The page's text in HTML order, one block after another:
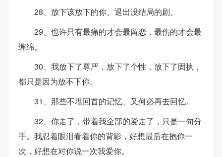
28、放下该放下的你、退出没结局的剧。
29、也许只有最痛的才会最留恋，最伤的才会最
缠绵。
30、我放下了尊严，放下了个性，放下了固执，
都只是因为放不下你。
31、那些不堪回首的记忆、又何必再去回忆。
32、你走了，带着我全部的爱走了，只是一句分
手。我忍着眼泪看着你的背影，好想最后在抱你一
次，好想在对你说一次我爱你。